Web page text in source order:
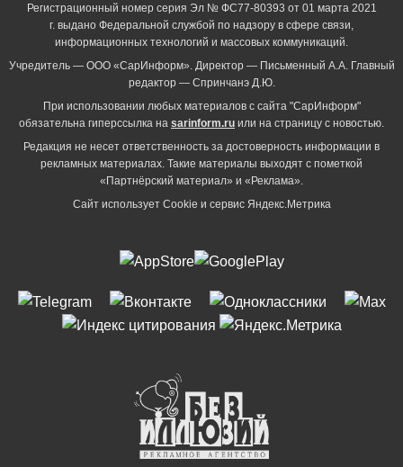
Регистрационный номер серия Эл № ФС77-80393 от 01 марта 2021
г. выдано Федеральной службой по надзору в сфере связи,
информационных технологий и массовых коммуникаций.
Учредитель — ООО «СарИнформ». Директор — Письменный А.А. Главный
редактор — Спринчанэ Д.Ю.
При использовании любых материалов с сайта "СарИнформ"
обязательна гиперссылка на sarinform.ru или на страницу с новостью.
Редакция не несет ответственность за достоверность информации в
рекламных материалах. Такие материалы выходят с пометкой
«Партнёрский материал» и «Реклама».
Сайт использует Cookie и сервиc Яндекс.Метрика